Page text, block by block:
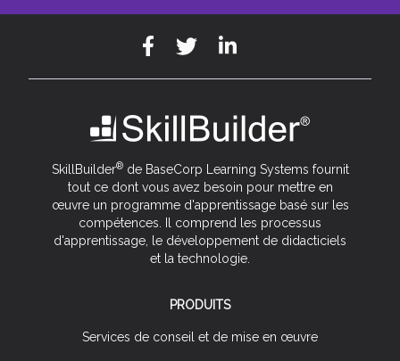
SkillBuilder®de BaseCorp Learning Systems fournit
tout ce dont vous avez besoin pour mettre en
œuvre un programme d'apprentissage basé sur les
compétences. Il comprend les processus
d'apprentissage, le développement de didacticiels
et la technologie.
PRODUITS
Services de conseil et de mise en œuvre